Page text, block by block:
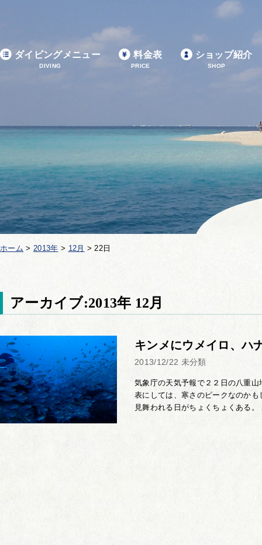
ダイビングメニュー
DIVING
料金表
PRICE
ショップ紹介
SHOP
ホーム > 2013年 > 12月 > 22日
アーカイブ:2013年 12月
キンメにウメイロ、ハ
2013/12/22 未分類
気象庁の天気予報で２２日の八重
表にしては、寒さのピークなのか
見舞われる日がちょくちょくある